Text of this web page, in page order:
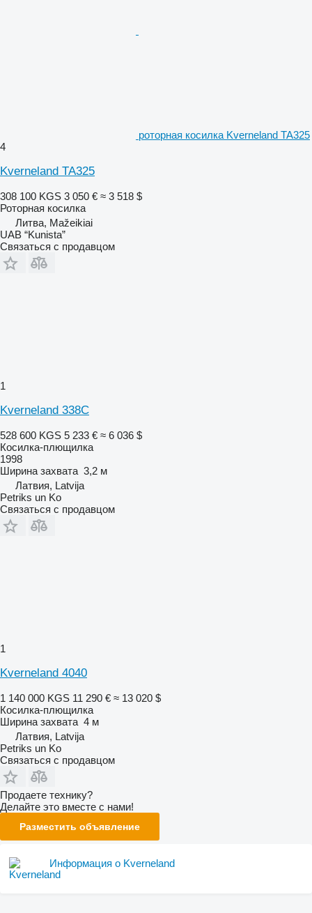
роторная косилка Kverneland TA325
4
Kverneland TA325
308 100 KGS 3 050 € ≈ 3 518 $
Роторная косилка
Литва, Mažeikiai
UAB “Kunista”
Связаться с продавцом
1
Kverneland 338C
528 600 KGS 5 233 € ≈ 6 036 $
Косилка-плющилка
1998
Ширина захвата 3,2 м
Латвия, Latvija
Petriks un Ko
Связаться с продавцом
1
Kverneland 4040
1 140 000 KGS 11 290 € ≈ 13 020 $
Косилка-плющилка
Ширина захвата 4 м
Латвия, Latvija
Petriks un Ko
Связаться с продавцом
Продаете технику?
Делайте это вместе с нами!
Разместить объявление
Информация о Kverneland